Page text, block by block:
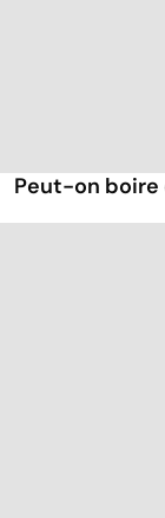
Peut-on boire